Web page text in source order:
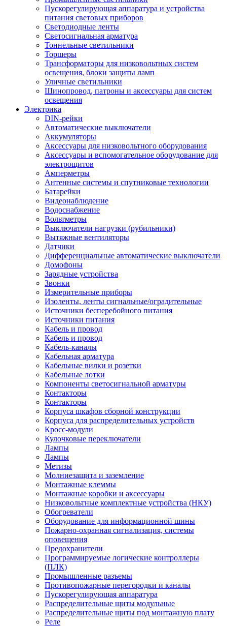
Пускорегулирующая аппаратура и устройства
питания световых приборов
Светодиодные ленты
Светосигнальная арматура
Тоннельные светильники
Торшеры
Трансформаторы для низковольтных систем
освещения, блоки защиты ламп
Уличные светильники
Шинопровод, патроны и аксессуары для систем
освещения
Электрика
DIN-рейки
Автоматические выключатели
Аккумуляторы
Аксессуары для низковольтного оборудования
Аксессуары и вспомогательное оборудование для
электрощитов
Амперметры
Антенные системы и спутниковые технологии
Батарейки
Видеонаблюдение
Водоснабжение
Вольтметры
Выключатели нагрузки (рубильники)
Вытяжные вентиляторы
Датчики
Дифференциальные автоматические выключатели
Домофоны
Зарядные устройства
Звонки
Измерительные приборы
Изоленты, ленты сигнальные/оградительные
Источники бесперебойного питания
Источники питания
Кабель и провод
Кабель и провод
Кабель-каналы
Кабельная арматура
Кабельные вилки и розетки
Кабельные лотки
Компоненты светосигнальной арматуры
Контакторы
Контакторы
Корпуса шкафов сборной конструкции
Корпуса для распределительных устройств
Кросс-модули
Кулочковые переключатели
Лампы
Лампы
Метизы
Молниезащита и заземление
Монтажные клеммы
Монтажные коробки и аксессуары
Низковольтные комплектные устройства (НКУ)
Обогреватели
Оборудование для информационной шины
Пожарно-охранная сигнализация, системы
оповещения
Предохранители
Программируемые логические контроллеры
(ПЛК)
Промышленные разъемы
Противопожарные перегородки и каналы
Пускорегулирующая аппаратура
Распределительные щиты модульные
Распределительные щиты под монтажную плату
Реле